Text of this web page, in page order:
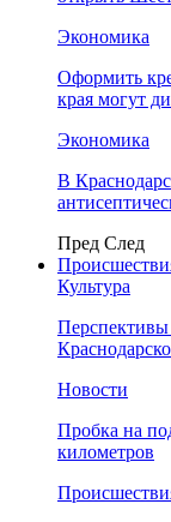
Экономика
Оформить
края могут
Экономика
В
Пред След
Культура
Перспективы
Новости
Пробка на
километров